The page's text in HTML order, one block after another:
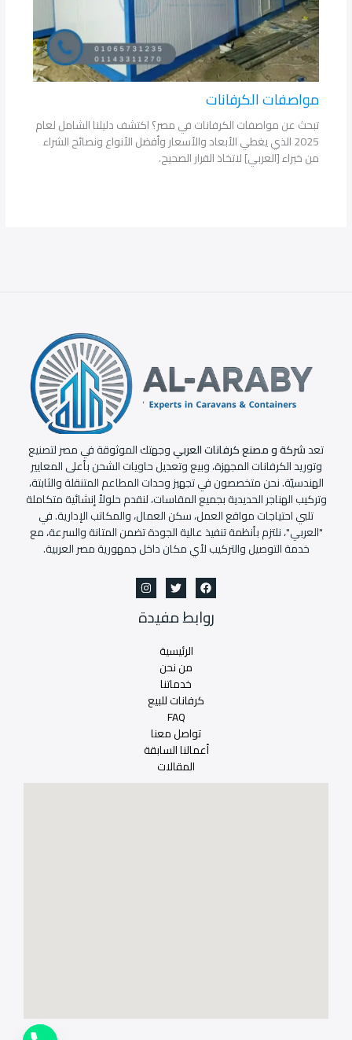
مواصفات الكرفانات
تبحث عن مواصفات الكرفانات في مصر؟ اكتشف دليلنا الشامل لعام
2025 الذي يغطي الأبعاد والأسعار وأفضل الأنواع ونصائح الشراء
من خبراء [العربي] لاتخاذ القرار الصحيح.
تعدشركة و مصنع كرفانات العربيوجهتك الموثوقة في مصر لتصنيع
وتوريد الكرفانات المجهزة، وبيع وتعديل حاويات الشحن بأعلى المعايير
الهندسيّة. نحن متخصصون في تجهيز وحدات المطاعم المتنقلة والثابتة،
وتركيب الهناجر الحديدية بجميع المقاسات، لنقدم حلولاً إنشائية متكاملة
تلبي احتياجات مواقع العمل، سكن العمال، والمكاتب الإدارية. في
"العربي"، نلتزم بأنظمة تنفيذ عالية الجودة تضمن المتانة والسرعة، مع
خدمة التوصيل والتركيب لأي مكان داخل جمهورية مصر العربية.
روابط مفيدة
الرئيسية
من نحن
خدماتنا
كرفانات للبيع
FAQ
تواصل معنا
أعمالنا السابقة
المقالات